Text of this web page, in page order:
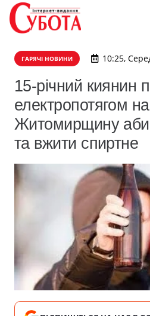
ГАРЯЧІ НОВИНИ 10:25,
15-річний киянин
електропотягом на
Житомирщину аби
та вжити спиртне